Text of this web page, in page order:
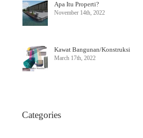
Apa Itu Properti?
November 14th, 2022
Kawat Bangunan/Konstruksi
March 17th, 2022
Categories